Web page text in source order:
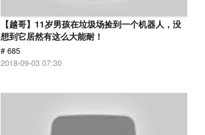
【越哥】11岁男孩在垃圾场捡到一个机器人，没
想到它居然有这么大能耐！
# 685
2018-09-03 07:30